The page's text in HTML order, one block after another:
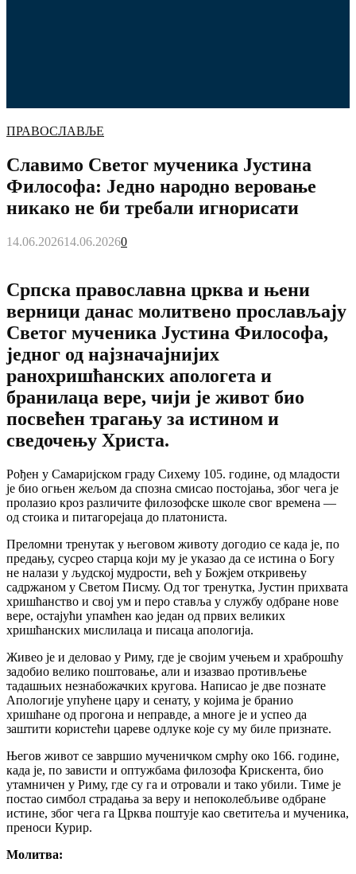
ПРАВОСЛАВЉЕ
Славимо Светог мученика Јустина
Философа: Једно народно веровање
никако не би требали игнорисати
14.06.202614.06.20260
Српска православна црква и њени
верници данас молитвено прослављају
Светог мученика Јустина Философа,
једног од најзначајнијих
ранохришћанских апологета и
бранилаца вере, чији је живот био
посвећен трагању за истином и
сведочењу Христа.
Рођен у Самаријском граду Сихему 105. године, од младости
је био огњен жељом да спозна смисао постојања, због чега је
пролазио кроз различите филозофске школе свог времена —
од стоика и питагорејаца до платониста.
Преломни тренутак у његовом животу догодио се када је, по
предању, сусрео старца који му је указао да се истина о Богу
не налази у људској мудрости, већ у Божјем откривењу
садржаном у Светом Писму. Од тог тренутка, Јустин прихвата
хришћанство и свој ум и перо ставља у службу одбране нове
вере, остајући упамћен као један од првих великих
хришћанских мислилаца и писаца апологија.
Живео је и деловао у Риму, где је својим учењем и храброшћу
задобио велико поштовање, али и изазвао противљење
тадашњих незнабожачких кругова. Написао је две познате
Апологије упућене цару и сенату, у којима је бранио
хришћане од прогона и неправде, а многе је и успео да
заштити користећи цареве одлуке које су му биле признате.
Његов живот се завршио мученичком смрћу око 166. године,
када је, по зависти и оптужбама филозофа Крискента, био
утамничен у Риму, где су га и отровали и тако убили. Тиме је
постао симбол страдања за веру и непоколебљиве одбране
истине, због чега га Црква поштује као светитеља и мученика,
преноси Курир.
Молитва: